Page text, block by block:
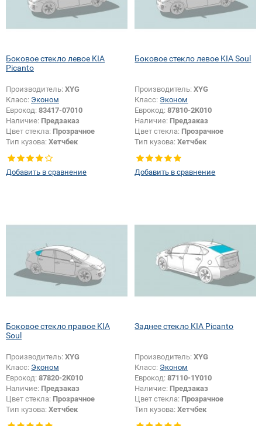
Боковое стекло левое KIA
Picanto
Производитель: XYG
Класс: Эконом
Еврокод: 83417-07010
Наличие: Предзаказ
Цвет стекла: Прозрачное
Тип кузова: Хетчбек
Тип стекла: Боковое стекло левое
Добавить в сравнение
Боковое стекло левое KIA Soul
Производитель:XYG
Класс: Эконом
Еврокод:87810-2K010
Наличие: Предзаказ
Цвет стекла: Прозрачное
Тип кузова:Хетчбек
Тип стекла:Боковое стекло левое
Добавить в сравнение
Боковое стекло правое KIA
Soul
Производитель: XYG
Класс: Эконом
Еврокод: 87820-2K010
Наличие: Предзаказ
Цвет стекла: Прозрачное
Тип кузова: Хетчбек
Заднее стекло KIA Picanto
Производитель:XYG
Класс: Эконом
Еврокод:87110-1Y010
Наличие: Предзаказ
Цвет стекла: Прозрачное
Тип кузова:Хетчбек